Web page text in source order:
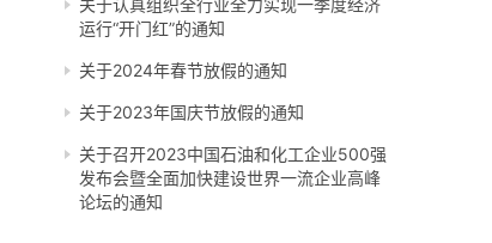
关于认真组织全行业全力实现一季度经济
运行“开门红”的通知
关于2024年春节放假的通知
关于2023年国庆节放假的通知
关于召开2023中国石油和化工企业500强
发布会暨全面加快建设世界一流企业高峰
论坛的通知